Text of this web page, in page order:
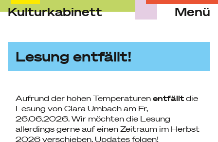
content
Kulturkabinett Menü
Lesung entfällt!
Aufrund der hohen Temperaturen entfällt die
Lesung von Clara Umbach am Fr,
26.06.2026. Wir möchten die Lesung
allerdings gerne auf einen Zeitraum im Herbst
2026 verschieben. Updates folgen!